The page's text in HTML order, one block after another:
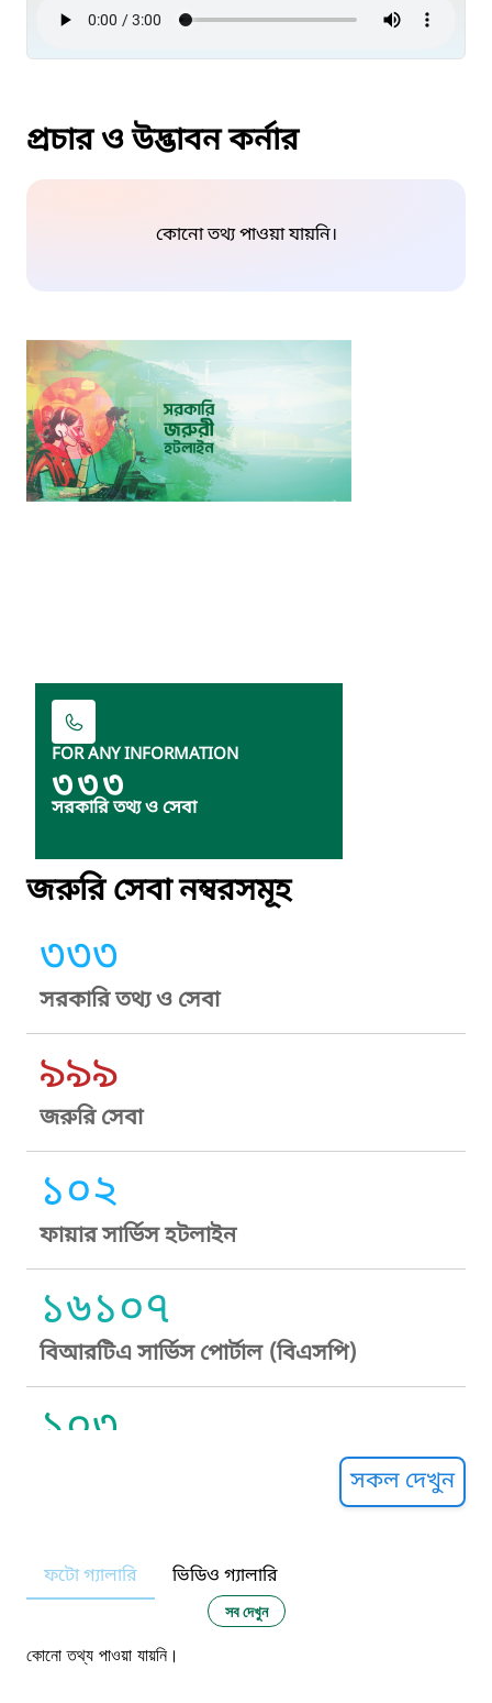
প্রচার ও উদ্ভাবন কর্নার
কোনো তথ্য পাওয়া যায়নি।
FOR ANY INFORMATION
৩৩৩
সরকারি তথ্য ও সেবা
জরুরি সেবা নম্বরসমূহ
৩৩৩
সরকারি তথ্য ও সেবা
৯৯৯
জরুরি সেবা
১০২
ফায়ার সার্ভিস হটলাইন
১৬১০৭
বিআরটিএ সার্ভিস পোর্টাল (বিএসপি)
১০৩
নারী ও শিশু নির্যাতন প্রতিরোধ
১০৬
সকল দেখুন
ফটো গ্যালারি ভিডিও গ্যালারি
সব দেখুন
কোনো তথ্য পাওয়া যায়নি।